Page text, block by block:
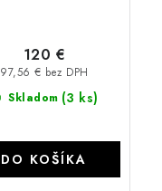
Skladom (3 ks)
97,56 € bez DPH
120 €
DO KOŠÍKA